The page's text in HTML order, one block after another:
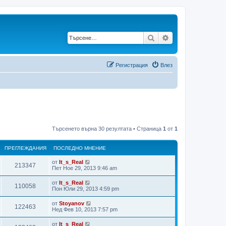
Търсене
Влез
Регистрация
Търсенето върна 30 резултата • Страница 1 от 1
ПРЕГЛЕЖДАНИЯ ПОСЛЕДНО МНЕНИЕ
213347
р
л
П
л
е
д
н
о
м
н
от It_s_Real
Пет Ное 29, 2013 9:46 am
110058
р
П
л
е
д
н
от It_s_Real
Пон Юли 29, 2013 4:59 pm
122463
р
П
от Stoyanov
Нед Фев 10, 2013 7:57 pm
от It_s_Real